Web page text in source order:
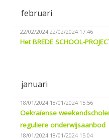
februari
22/02/2024 22/02/2024 17:46
Het BREDE SCHOOL-
januari
18/01/2024 18/01/2024 15:56
Oekraïense
reguliere onderwijsaanbod
18/01/2024 18/01/2024 15:04